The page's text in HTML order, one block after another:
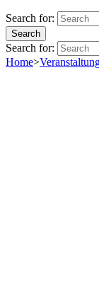
Search for:
Search
Search for:
Home>